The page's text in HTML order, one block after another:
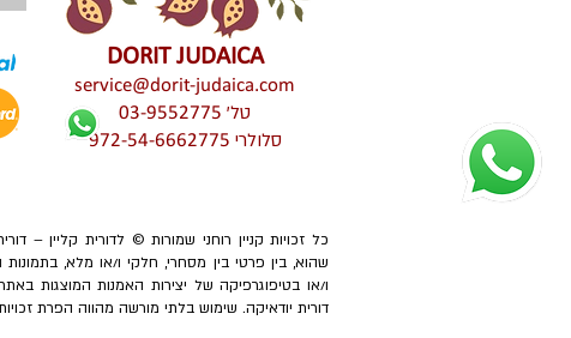
DORIT JUDAICA
service@dorit-judaica.com
טל' 03-9552775
סלולרי 972-54-6662775
כל זכויות קניין רוחני שמורות © לדורית קליין –
שהוא, בין פרטי בין מסחרי, חלקי ו/או מלא,
ו/או בטיפוגרפיקה של יצירות האמנות המוצגות
דורית יודאיקה. שימוש בלתי מורשה מהווה הפרת זכויות